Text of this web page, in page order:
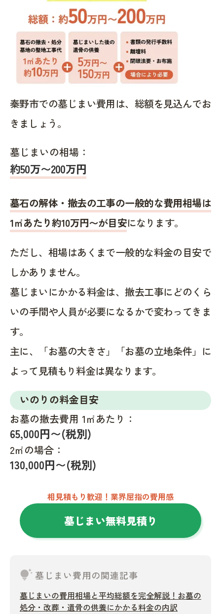
秦野市での墓じまい費用は、総額を見込んでお
きましょう。
墓じまいの相場：
約50万〜200万円
墓石の解体・撤去の工事の一般的な費用相場は
1㎡あたり約10万円〜が目安になります。
ただし、相場はあくまで一般的な料金の目安で
しかありません。
墓じまいにかかる料金は、撤去工事にどのくら
いの手間や人員が必要になるかで変わってきま
す。
主に、「お墓の大きさ」「お墓の立地条件」に
よって見積もり料金は異なります。
いのりの料金目安
お墓の撤去費用 1㎡あたり：
65,000円〜(税別)
2㎡の場合：
130,000円〜(税別)
相見積もり歓迎！業界屈指の費用感
墓じまい無料見積り
tips_and_updates墓じまい費用の関連記事
墓じまいの費用相場と平均総額を完全解説！お墓の
処分・改葬・遺骨の供養にかかる料金の内訳